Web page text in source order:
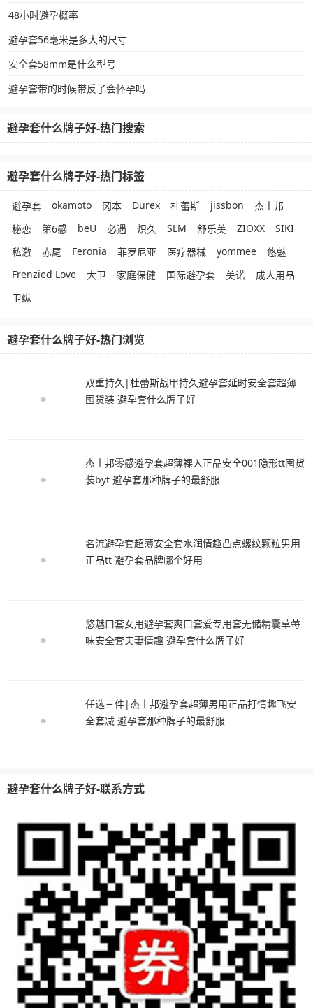
48小时避孕概率
避孕套56毫米是多大的尺寸
安全套58mm是什么型号
避孕套带的时候带反了会怀孕吗
避孕套什么牌子好-热门搜索
避孕套什么牌子好-热门标签
避孕套 okamoto 冈本 Durex 杜蕾斯 jissbon
杰士邦
秘恋
第6感 beU 必遇 炽久 SLM 舒乐美 ZIOXX
SIKI
私激
赤尾 Feronia 菲罗尼亚 医疗器械 yommee
悠魅
Frenzied Love
大卫 家庭保健 国际避孕套 美诺
成人用品
卫纵
避孕套什么牌子好-热门浏览
双重持久|杜蕾斯战甲持久避孕套延时安全套超薄
囤货装 避孕套什么牌子好
杰士邦零感避孕套超薄裸入正品安全001隐形tt囤货
装byt 避孕套那种牌子的最舒服
名流避孕套超薄安全套水润情趣凸点螺纹颗粒男用
正品tt 避孕套品牌哪个好用
悠魅口套女用避孕套爽口套爱专用套无储精囊草莓
味安全套夫妻情趣 避孕套什么牌子好
任选三件|杰士邦避孕套超薄男用正品打情趣飞安
全套减 避孕套那种牌子的最舒服
避孕套什么牌子好-联系方式